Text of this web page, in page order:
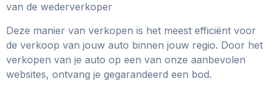
van de wederverkoper
Deze manier van verkopen is het meest efficiënt voor
de verkoop van jouw auto binnen jouw regio. Door het
verkopen van je auto op een van onze aanbevolen
websites, ontvang je gegarandeerd een bod.